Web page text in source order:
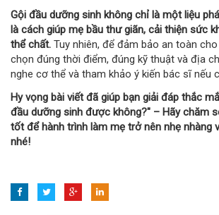
Gội đầu dưỡng sinh không chỉ là một liệu
là cách giúp mẹ bầu thư giãn, cải thiện sức
thể chất. Tuy nhiên, để đảm bảo an toàn
chọn đúng thời điểm, đúng kỹ thuật và địa
nghe cơ thể và tham khảo ý kiến bác sĩ nếu
Hy vọng bài viết đã giúp bạn giải đáp thắc
đầu dưỡng sinh được không?" – Hãy chăm
tốt để hành trình làm mẹ trở nên nhẹ nhàng
nhé!